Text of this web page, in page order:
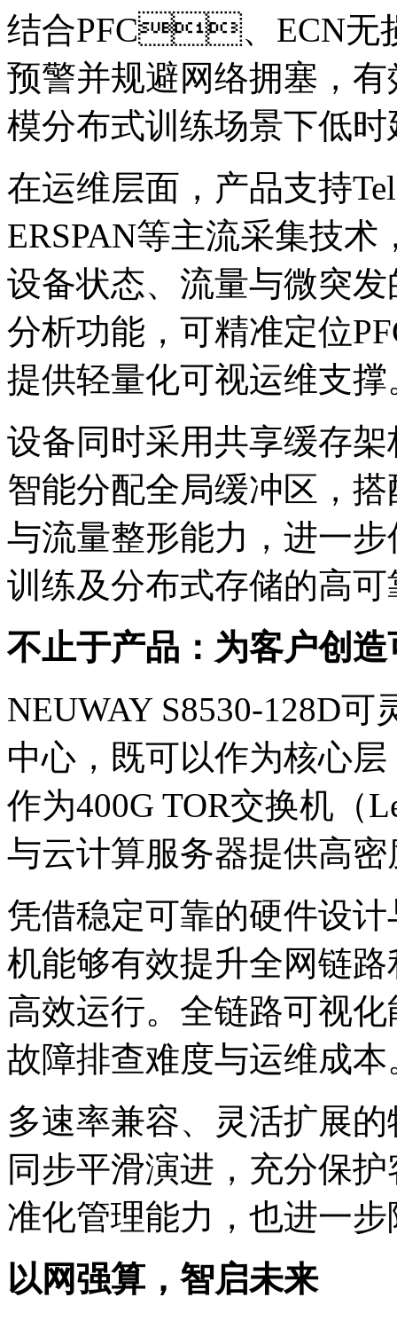
结合PFC、ECN无损
预警并规避网络拥塞，
模分布式训练场景下低时
在运维层面，产品
ERSPAN等主流采集技术
设备状态、流量与微
分析功能，可精准定位
提供轻量化可视运维支撑
设备同时采用共享缓存架
智能分配全局缓冲区，
与流量整形能力，进一
训练及分布式存储的高
不止于产品：为客户创
NEUWAY S8530-128D
中心，既可以作为核心
作为400G TOR交换机（
与云计算服务器提供高
凭借稳定可靠的硬件设计
机能够有效提升全网链路
高效运行。全链路可视化
故障排查难度与运维成本
多速率兼容、灵活扩展
同步平滑演进，充分
准化管理能力，也进
以网强算，智启未来